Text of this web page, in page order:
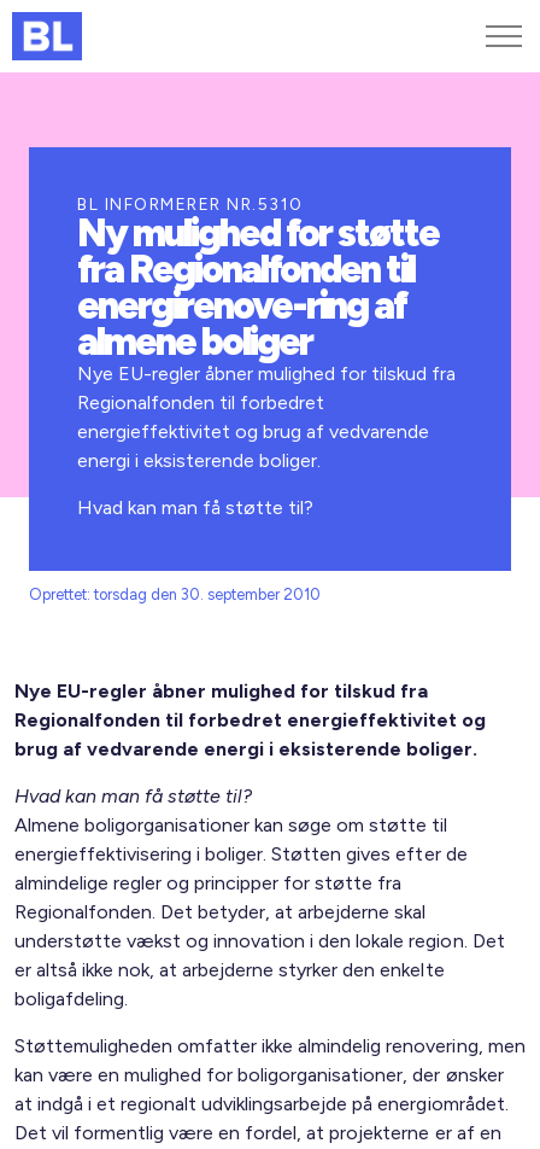
Kurser og arrangementer
Jobportalen
BL INFORMERER NR.5310
Ny mulighed for støtte
fra Regionalfonden til
energirenove-ring af
almene boliger
Nye EU-regler åbner mulighed for tilskud fra
Regionalfonden til forbedret
energieffektivitet og brug af vedvarende
energi i eksisterende boliger.
Hvad kan man få støtte til?
Oprettet: torsdag den 30. september 2010
Nye EU-regler åbner mulighed for tilskud fra
Regionalfonden til forbedret energieffektivitet og
brug af vedvarende energi i eksisterende boliger.
Hvad kan man få støtte til?
Almene boligorganisationer kan søge om støtte til
energieffektivisering i boliger. Støtten gives efter de
almindelige regler og principper for støtte fra
Regionalfonden. Det betyder, at arbejderne skal
understøtte vækst og innovation i den lokale region. Det
er altså ikke nok, at arbejderne styrker den enkelte
boligafdeling.
Støttemuligheden omfatter ikke almindelig renovering, men
kan være en mulighed for boligorganisationer, der ønsker
at indgå i et regionalt udviklingsarbejde på energiområdet.
Det vil formentlig være en fordel, at projekterne er af en